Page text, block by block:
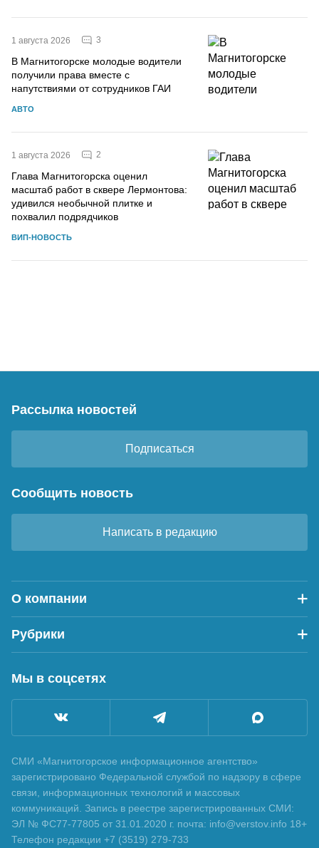
1 августа 2026 3
В Магнитогорске молодые водители
получили права вместе с
напутствиями от сотрудников ГАИ
АВТО
1 августа 2026 2
Глава Магнитогорска оценил
масштаб работ в сквере Лермонтова:
удивился необычной плитке и
похвалил подрядчиков
ВИП-НОВОСТЬ
Рассылка новостей
Подписаться
Сообщить новость
Написать в редакцию
О компании
Рубрики
Мы в соцсетях
СМИ «Магнитогорское информационное агентство»
зарегистрировано Федеральной службой по надзору в сфере
связи, информационных технологий и массовых
коммуникаций. Запись в реестре зарегистрированных СМИ:
ЭЛ № ФС77-77805 от 31.01.2020 г. почта: info@verstov.info 18+
Телефон редакции +7 (3519) 279-733